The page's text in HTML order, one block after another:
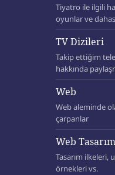
Tiyatro ile ilgili
oyunlar ve
TV Dizileri
Takip ettiğim
hakkında
Web
Web aleminde
çarpanlar
Web
Tasarım ilkeleri,
örnekleri vs.